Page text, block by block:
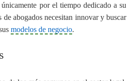
por el tiempo dedicado a su
abogados necesitan innovar y buscar
modelos de negocio.